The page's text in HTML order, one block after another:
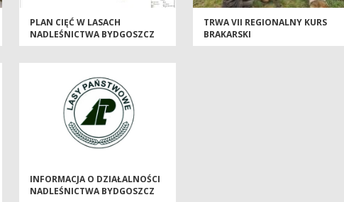
PLAN CIĘĆ W LASACH
NADLEŚNICTWA BYDGOSZCZ
NA 2026 ROK
TRWA VII REGIONALNY KURS
BRAKARSKI
INFORMACJA O DZIAŁALNOŚCI
NADLEŚNICTWA BYDGOSZCZ